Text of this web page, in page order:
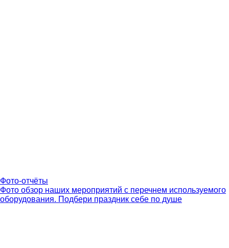
Фото-отчёты
Фото обзор наших мероприятий с перечнем используемого
оборудования. Подбери праздник себе по душе